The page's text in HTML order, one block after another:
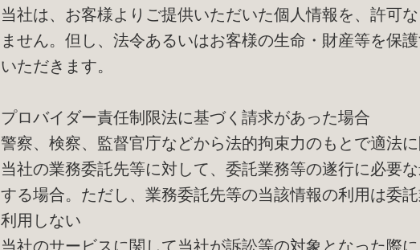
当社は、お客様よりご提供いただいた個人情報を、許可
ません。但し、法令あるいはお客様の生命・財産等を保
いただきます。
プロバイダー責任制限法に基づく請求があった場合
警察、検察、監督官庁などから法的拘束力のもとで適法
当社の業務委託先等に対して、委託業務等の遂行に必要
する場合。ただし、業務委託先等の当該情報の利用は委
利用しない
当社のサービスに関して当社が訴訟等の対象となった際